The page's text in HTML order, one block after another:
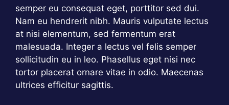
semper eu consequat eget, porttitor sed dui.
Nam eu hendrerit nibh. Mauris vulputate lectus
at nisi elementum, sed fermentum erat
malesuada. Integer a lectus vel felis semper
sollicitudin eu in leo. Phasellus eget nisi nec
tortor placerat ornare vitae in odio. Maecenas
ultrices efficitur sagittis.